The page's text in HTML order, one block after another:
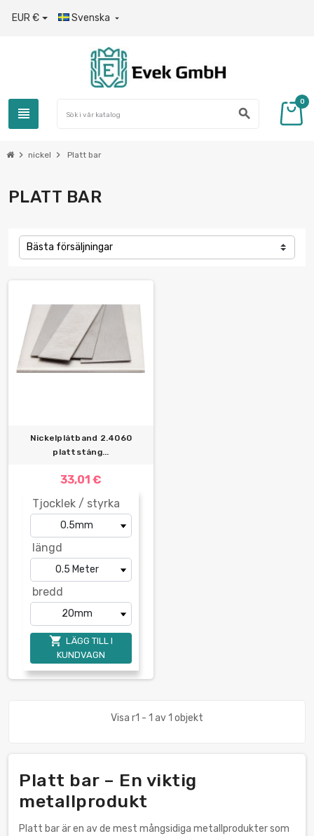
EUR € Svenska 
view_headline search
0
chevron_right nickel chevron_right Platt bar
PLATT BAR
Bästa försäljningar
Nickelplåtband 2.4060
plattstång...
33,01 €
Tjocklek / styrka
längd
bredd
 LÄGG TILL I
KUNDVAGN
Visa r1 - 1 av 1 objekt
Platt bar – En viktig
metallprodukt
Platt bar är en av de mest mångsidiga metallprodukter som